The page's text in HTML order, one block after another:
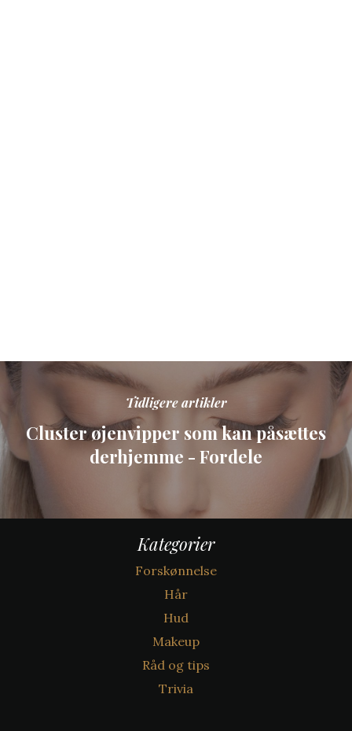
Tidligere artikler
Cluster øjenvipper som kan påsættes
derhjemme - Fordele
Kategorier
Forskønnelse
Hår
Hud
Makeup
Råd og tips
Trivia